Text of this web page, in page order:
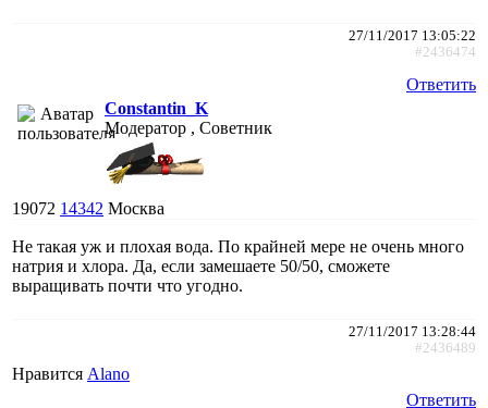
27/11/2017 13:05:22
#2436474
Ответить
Constantin_K
Модератор , Советник
19072 14342 Москва
Не такая уж и плохая вода. По крайней мере не очень много
натрия и хлора. Да, если замешаете 50/50, сможете
выращивать почти что угодно.
27/11/2017 13:28:44
#2436489
Нравится Alano
Ответить